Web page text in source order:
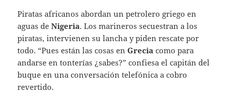
Piratas africanos abordan un petrolero griego en
aguas deNigeria. Los marineros secuestran a los
piratas, intervienen su lancha y piden rescate por
todo. “Pues están las cosas en Grecia como para
andarse en tonterías ¿sabes?” confiesa el capitán del
buque en una conversación telefónica a cobro
revertido.